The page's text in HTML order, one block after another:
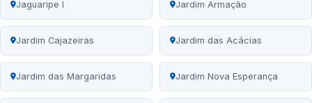
Jaguaripe I Jardim Armação
Jardim Cajazeiras Jardim das Acácias
Jardim das Margaridas Jardim Nova Esperança